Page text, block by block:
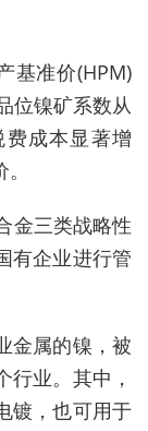
基准价(HPM)
位镍矿系数从
成本显著增
金三类战略性
有企业进行管
金属的镍，被
行业。其中，
镀，也可用于